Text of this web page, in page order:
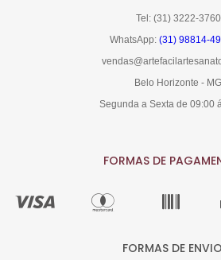
Tel: (31) 3222-3760
WhatsApp: (31) 98814-
Belo Horizonte - MG
Segunda a Sexta de 09:00
FORMAS DE
FORMAS DE ENVIO